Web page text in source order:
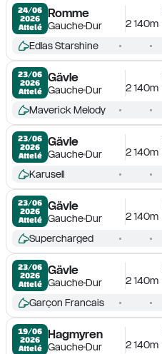
24/06
2026
Attelé
Romme
GaucheDur
2 140m
Edlas Starshine
23/06
2026
Attelé
Gävle
GaucheDur
2 140m
Maverick Melody
23/06
2026
Attelé
Gävle
GaucheDur
2 140m
Karusell
23/06
2026
Attelé
Gävle
GaucheDur
2 140m
Supercharged
23/06
2026
Attelé
Gävle
GaucheDur
2 140m
Garçon Francais
19/06
2026
Attelé
Hagmyren
GaucheDur
2 140m